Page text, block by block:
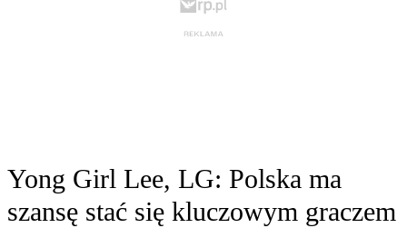
Yong Girl Lee, LG: Polska ma
szansę stać się kluczowym graczem